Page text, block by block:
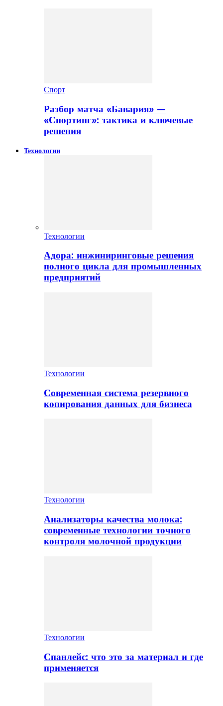
Спорт
Разбор матча «Бавария» —
«Спортинг»: тактика и ключевые
решения
Технологии
Технологии
Адора: инжиниринговые решения
полного цикла для промышленных
предприятий
Технологии
Современная система резервного
копирования данных для бизнеса
Технологии
Анализаторы качества молока:
современные технологии точного
контроля молочной продукции
Технологии
Спанлейс: что это за материал и где
применяется